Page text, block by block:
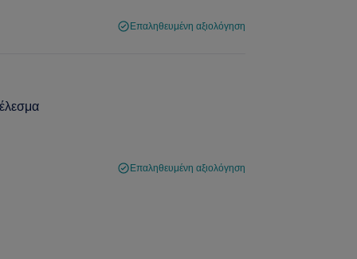
Επαληθευμένη αξιολόγηση
Επαληθευμένη αξιολόγηση